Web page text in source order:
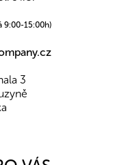
9:00-15:00h)
3